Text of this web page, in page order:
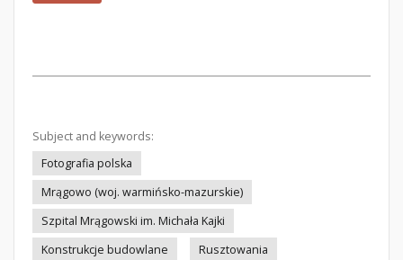
Subject and keywords:
Fotografia polska
Mrągowo (woj. warmińsko-mazurskie)
Szpital Mrągowski im. Michała Kajki
Konstrukcje budowlane
Rusztowania